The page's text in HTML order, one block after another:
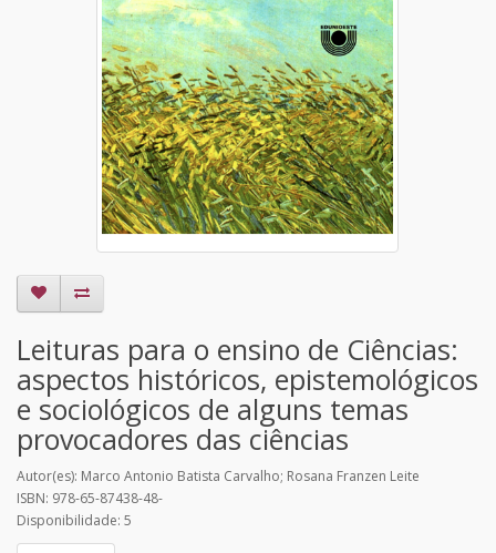
Leituras para o ensino de Ciências:
aspectos históricos, epistemológicos
e sociológicos de alguns temas
provocadores das ciências
Autor(es): Marco Antonio Batista Carvalho; Rosana Franzen Leite
ISBN: 978-65-87438-48-
Disponibilidade: 5